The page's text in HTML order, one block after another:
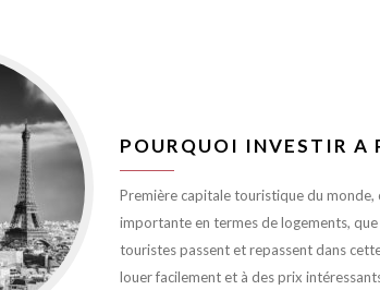
POURQUOI INVESTIR A
Première capitale touristique du
importante en termes de logements,
touristes passent et repassent dans
louer facilement et à des prix